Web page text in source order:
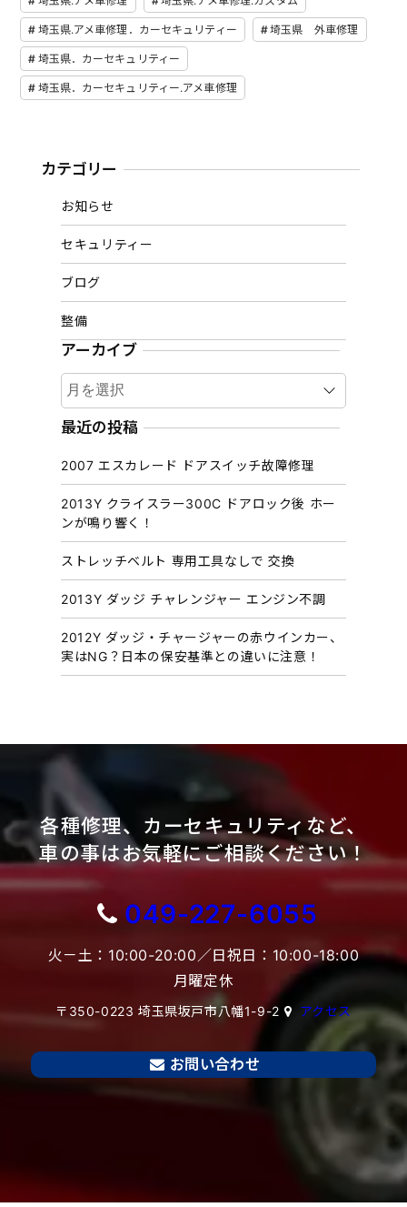
埼玉県.アメ車修理．カーセキュリティー 埼玉県 外車修理
埼玉県．カーセキュリティー
埼玉県．カーセキュリティー.アメ車修理
カテゴリー
お知らせ
セキュリティー
ブログ
整備
アーカイブ
ア
ー
カ
ブ
最近の投稿
2007 エスカレード ドアスイッチ故障修理
2013Y クライスラー300C ドアロック後 ホー
ンが鳴り響く！
ストレッチベルト 専用工具なしで 交換
2013Y ダッジ チャレンジャー エンジン不調
2012Y ダッジ・チャージャーの赤ウインカー、
実はNG？日本の保安基準との違いに注意！
各種修理、カーセキュリティなど、
車の事はお気軽にご相談ください！
049-227-6055
火－土：10:00-20:00／日祝日：10:00-18:00
月曜定休
〒350-0223 埼玉県坂戸市八幡1-9-2 アクセス
お問い合わせ